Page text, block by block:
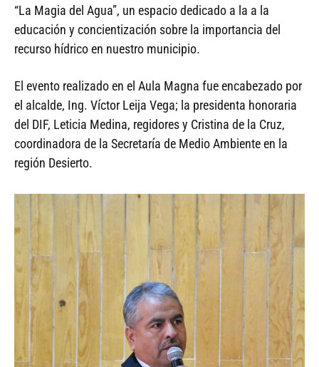
“La Magia del Agua”, un espacio dedicado a la a la
educación y concientización sobre la importancia del
recurso hídrico en nuestro municipio.
El evento realizado en el Aula Magna fue encabezado por
el alcalde, Ing. Víctor Leija Vega; la presidenta honoraria
del DIF, Leticia Medina, regidores y Cristina de la Cruz,
coordinadora de la Secretaría de Medio Ambiente en la
región Desierto.